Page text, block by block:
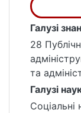
Галузі
28
та
Галузі
Соціальні